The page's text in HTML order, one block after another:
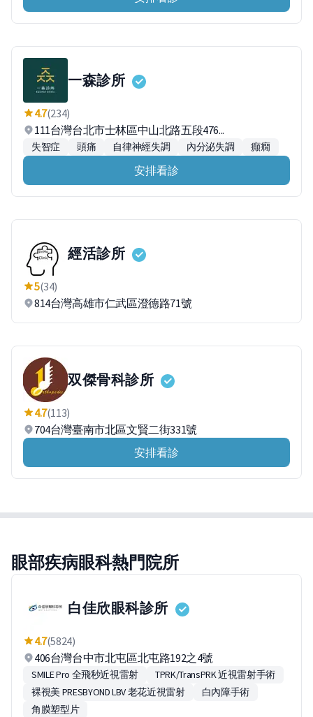
一森診所
4.7(234)
111台灣台北市士林區中山北路五段476...
失智症 頭痛 自律神經失調 內分泌失調 癲癇
安排看診
經活診所
5(34)
814台灣高雄市仁武區澄德路71號
双傑骨科診所
4.7(113)
704台灣臺南市北區文賢二街331號
安排看診
眼部疾病眼科熱門院所
白佳欣眼科診所
4.7(5824)
406台灣台中市北屯區北屯路192之4號
SMILE Pro 全飛秒近視雷射
TPRK/TransPRK 近視雷射手術
裸視美 PRESBYOND LBV 老花近視雷射
白內障手術
角膜塑型片